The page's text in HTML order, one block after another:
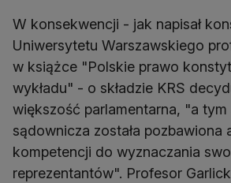
W konsekwencji - jak napisał
Uniwersytetu Warszawskiego
w książce "Polskie prawo
wykładu" - o składzie KRS
większość parlamentarna, "a tym
sądownicza została pozbawiona
kompetencji do wyznaczania
reprezentantów". Profesor